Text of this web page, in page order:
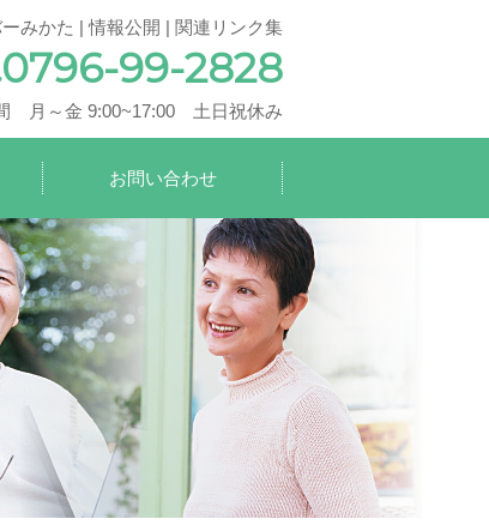
みかた |情報公開 | 関連リンク集
0796-99-2828
月～金 9:00~17:00 土日祝休み
お問い合わせ